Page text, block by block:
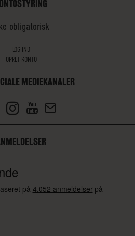
obligatorisk
LOG IND
OPRET KONTO
MEDIEKANALER